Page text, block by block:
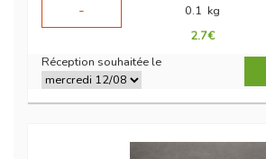
-
0.1 kg
2.7€
Réception souhaitée le